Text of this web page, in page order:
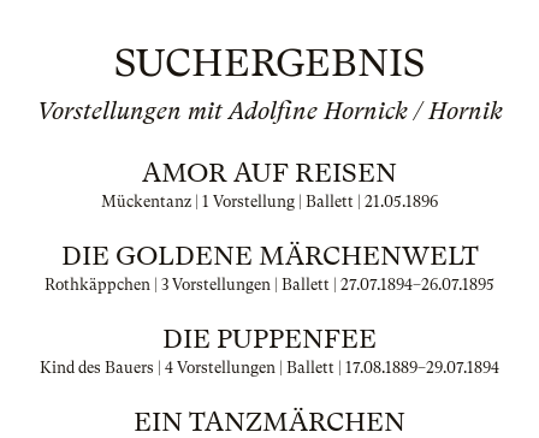
SUCHERGEBNIS
Vorstellungen mit Adolfine Hornick / Hornik
AMOR AUF REISEN
Mückentanz | 1 Vorstellung | Ballett | 21.05.1896
DIE GOLDENE MÄRCHENWELT
Rothkäppchen | 3 Vorstellungen | Ballett | 27.07.1894–26.07.1895
DIE PUPPENFEE
Kind des Bauers | 4 Vorstellungen | Ballett | 17.08.1889–29.07.1894
EIN TANZMÄRCHEN